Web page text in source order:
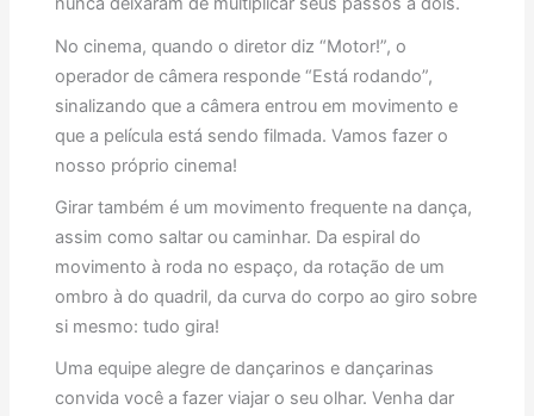
No cinema, quando o diretor diz “Motor!”, o
operador de câmera responde “Está rodando”,
sinalizando que a câmera entrou em movimento e
que a película está sendo filmada. Vamos fazer o
nosso próprio cinema!
Girar também é um movimento frequente na dança,
assim como saltar ou caminhar. Da espiral do
movimento à roda no espaço, da rotação de um
ombro à do quadril, da curva do corpo ao giro sobre
si mesmo: tudo gira!
Uma equipe alegre de dançarinos e dançarinas
convida você a fazer viajar o seu olhar. Venha dar